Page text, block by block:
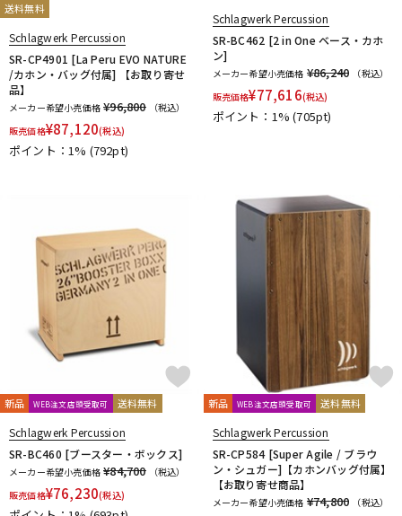
送料無料
Schlagwerk Percussion
SR-CP4901 [La Peru EVO NATURE
/カホン・バッグ付属] 【お取り寄せ
品】
メーカー希望小売価格 ¥96,800
（税込）
販売価格¥87,120(税込)
ポイント：1% (792pt)
Schlagwerk Percussion
SR-BC462 [2 in One ベース・カホ
ン]
メーカー希望小売価格 ¥86,240
（税込）
販売価格¥77,616(税込)
ポイント：1%(705pt)
新品 WEB注文店頭受取可 送料無料
Schlagwerk Percussion
SR-BC460 [ブースター・ボックス]
メーカー希望小売価格 ¥84,700
（税込）
販売価格¥76,230(税込)
新品 WEB注文店頭受取可 送料無料
Schlagwerk Percussion
SR-CP584 [Super Agile / ブラウ
ン・シュガー]【カホンバッグ付属】
【お取り寄せ商品】
メーカー希望小売価格 ¥74,800 （税込）